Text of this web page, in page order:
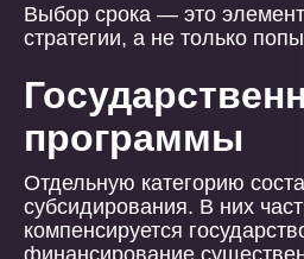
Выбор срока — это
стратегии, а не только
программы
Отдельную категорию
субсидирования. В них
компенсируется
финансирование